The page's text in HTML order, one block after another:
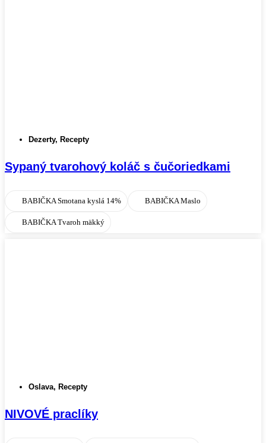
Dezerty, Recepty
Sypaný tvarohový koláč s čučoriedkami
BABIČKA Smotana kyslá 14% BABIČKA Maslo
BABIČKA Tvaroh mäkký
Oslava, Recepty
NIVOVÉ praclíky